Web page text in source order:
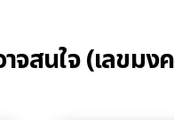
สนใจ (เลขมง